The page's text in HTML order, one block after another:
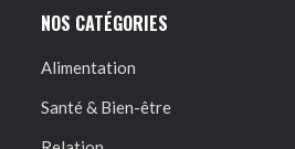
NOS CATÉGORIES
Alimentation
Santé & Bien-être